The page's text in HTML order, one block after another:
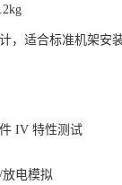
，适合标准机架安
IV 特性测试
/放电模拟